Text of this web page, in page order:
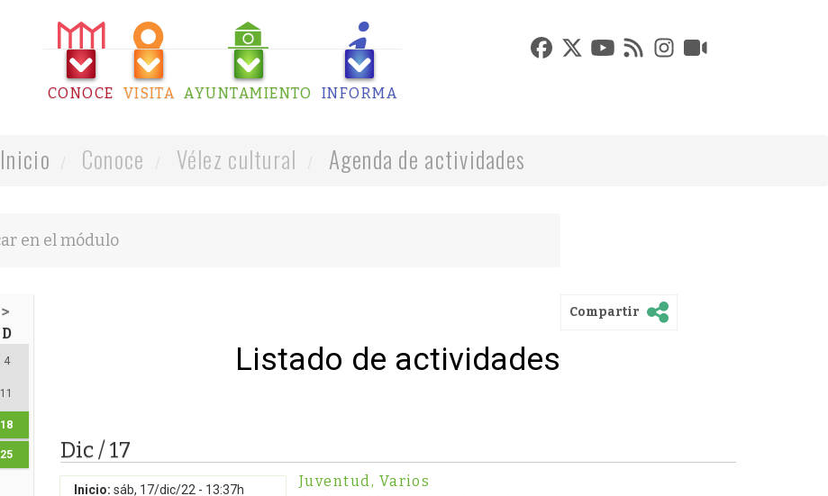
CONOCE VISITA AYUNTAMIENTO INFORMA
Inicio Conoce Vélez cultural Agenda de actividades
>
D
4
11
18
25
Compartir
Listado de actividades
Dic / 17
Inicio: sáb, 17/dic/22 - 13:37h
Juventud, Varios